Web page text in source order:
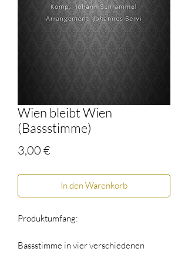
Wien bleibt Wien
(Bassstimme)
3,00 €
In den Warenkorb
Produktumfang:
Bassstimme in vier verschiedenen